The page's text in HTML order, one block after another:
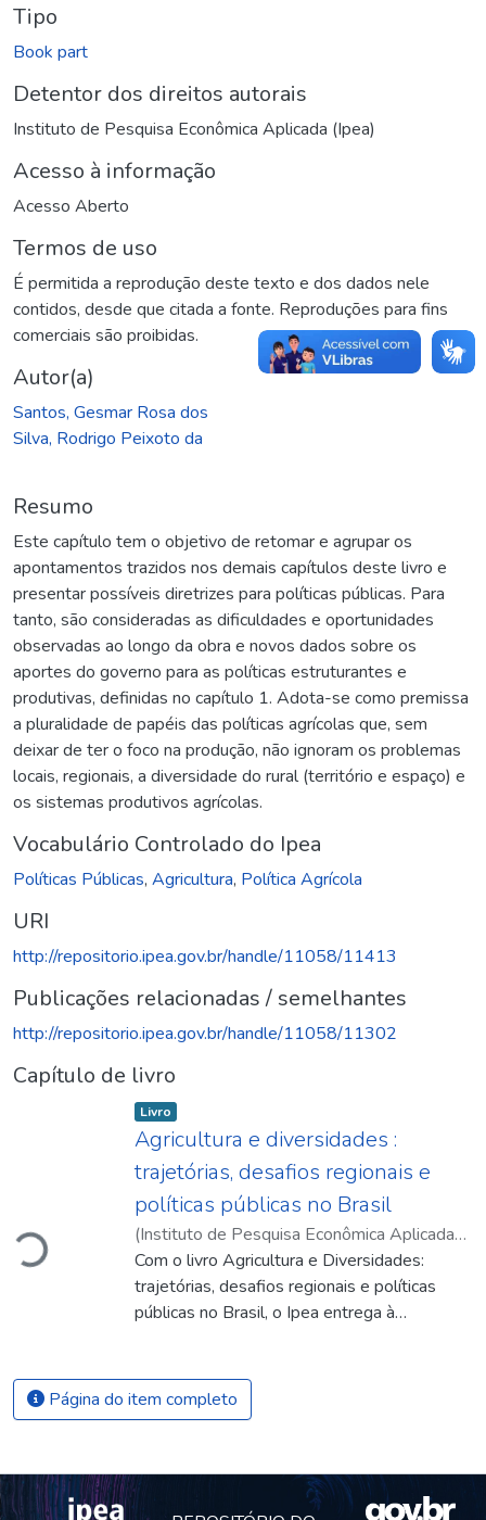
Tipo
Book part
Detentor dos direitos autorais
Instituto de Pesquisa Econômica Aplicada (Ipea)
Acesso à informação
Acesso Aberto
Termos de uso
É permitida a reprodução deste texto e dos dados nele
contidos, desde que citada a fonte. Reproduções para fins
comerciais são proibidas.
Autor(a)
Santos, Gesmar Rosa dos
Silva, Rodrigo Peixoto da
Resumo
Este capítulo tem o objetivo de retomar e agrupar os
apontamentos trazidos nos demais capítulos deste livro e
presentar possíveis diretrizes para políticas públicas. Para
tanto, são consideradas as dificuldades e oportunidades
observadas ao longo da obra e novos dados sobre os
aportes do governo para as políticas estruturantes e
produtivas, definidas no capítulo 1. Adota-se como premissa
a pluralidade de papéis das políticas agrícolas que, sem
deixar de ter o foco na produção, não ignoram os problemas
locais, regionais, a diversidade do rural (território e espaço) e
os sistemas produtivos agrícolas.
Vocabulário Controlado do Ipea
Políticas Públicas, Agricultura, Política Agrícola
URI
http://repositorio.ipea.gov.br/handle/11058/11413
Publicações relacionadas / semelhantes
http://repositorio.ipea.gov.br/handle/11058/11302
Capítulo de livro
Item type:
Livro ,
Agricultura e diversidades :
trajetórias, desafios regionais e
políticas públicas no Brasil
(Instituto de Pesquisa Econômica Aplicada
(Ipea), 2022)Santos, Gesmar Rosa dos
Silva, Rodrigo Peixoto da
Com o livro Agricultura e Diversidades:
trajetórias, desafios regionais e políticas
públicas no Brasil, o Ipea entrega à
convergente com a história e missão desta
casa. O trabalho reúne pesquisadores do
eles renomados professores ou
pesquisadores associados. Em seus doze
Página do item completo